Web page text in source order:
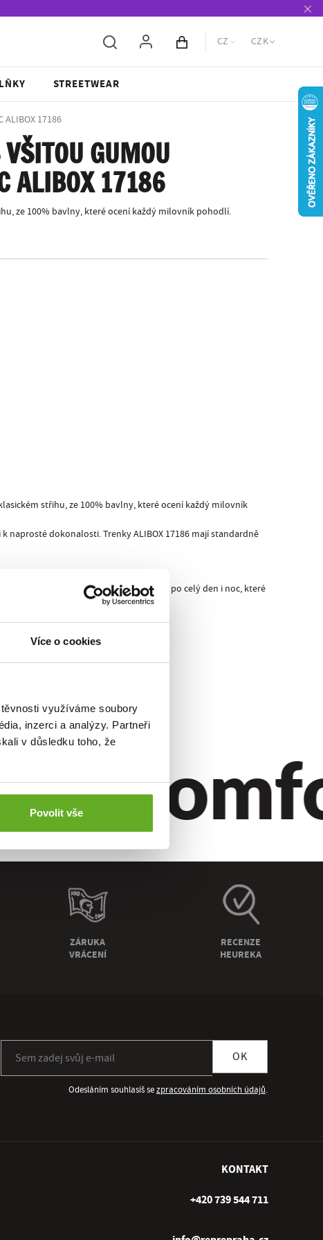
Více o cookies
využíváme soubory
inzerci a analýzy. Partneři
v důsledku toho, že
Povolit vše
Obsah košíku
CZ CZK
STREETWEAR
ALIBOX 17186
GUMOU
ALIBOX 17186
ze 100% bavlny, které ocení každý milovník pohodlí.
střihu, ze 100% bavlny, které ocení každý milovník
naprosté dokonalosti. Trenky ALIBOX 17186 mají standardně
před kamarádkami! Navíc větší pohodlí po celý den i noc, které
Šustík.
ZÁRUKA
VRÁCENÍ
RECENZE
HEUREKA
OK
Odesláním souhlasíš sezpracováním osobních údajů.
KONTAKT
+420 739 544 711